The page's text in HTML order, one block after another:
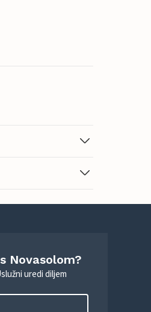
Novasolom?
uredi diljem